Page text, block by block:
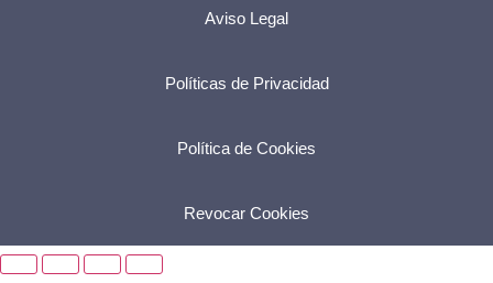
Aviso Legal
Políticas de Privacidad
Política de Cookies
Revocar Cookies